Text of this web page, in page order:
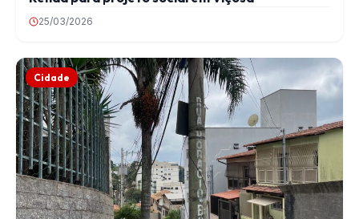
25/03/2026
Cidade